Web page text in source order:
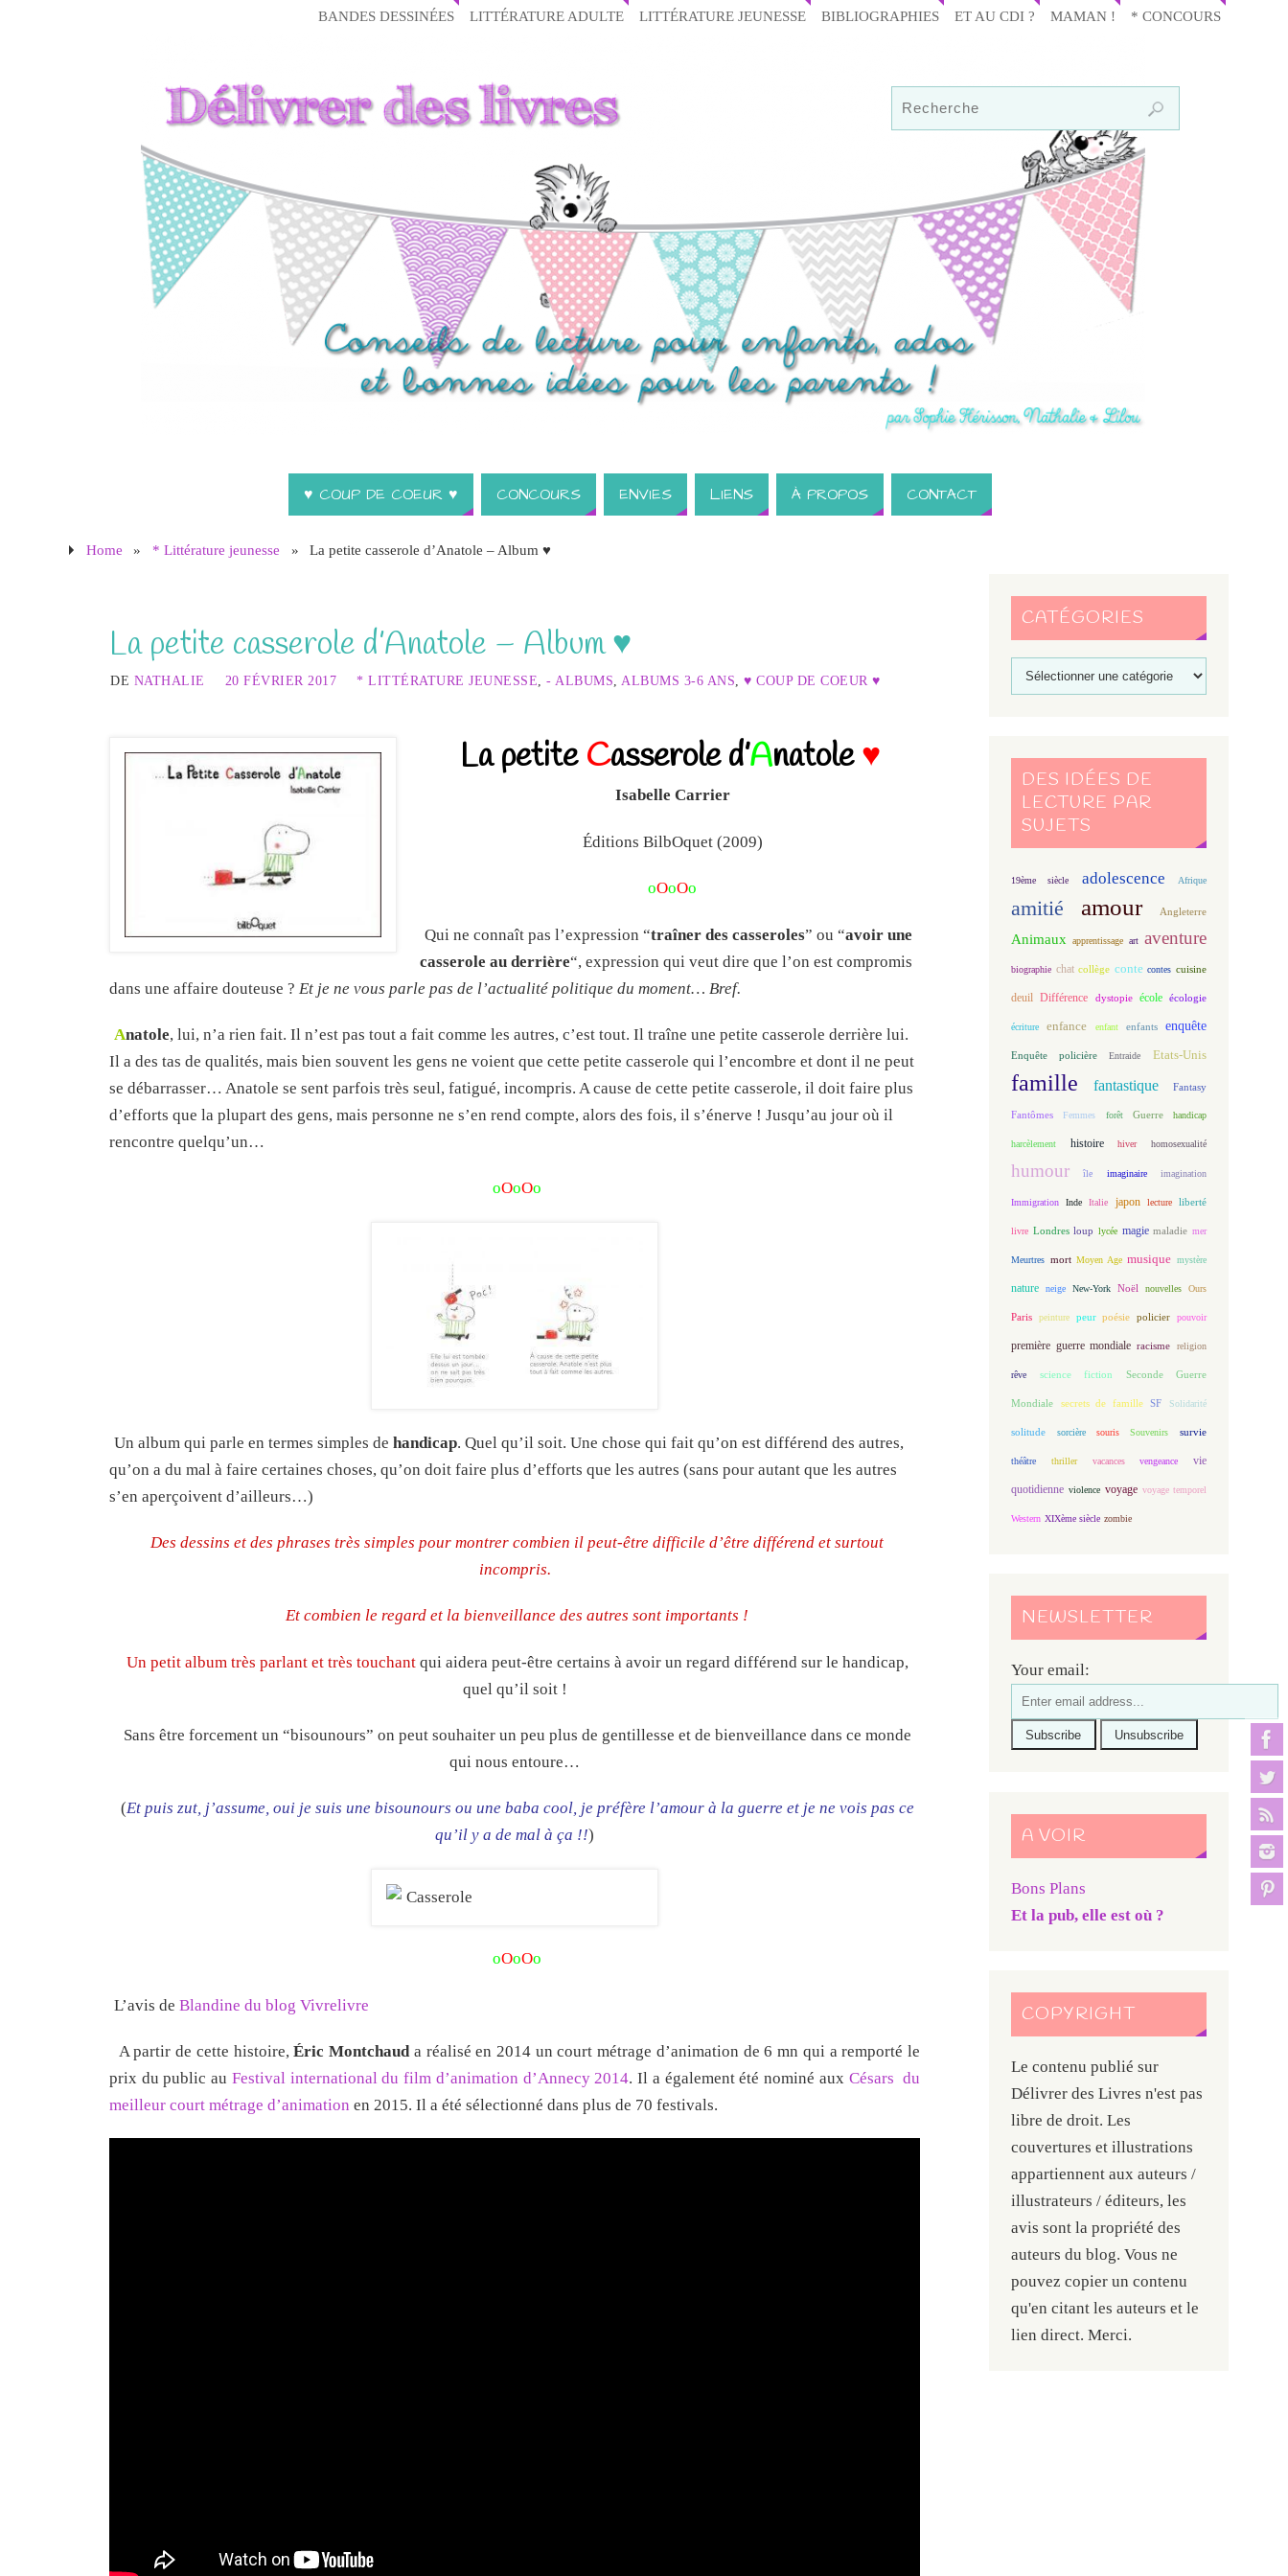
BANDES DESSINÉES LITTÉRATURE ADULTE LITTÉRATURE JEUNESSE BIBLIOGRAPHIES ET AU CDI ? MAMAN ! * CONCOURS
♥ COUP DE COEUR ♥ CONCOURS ENVIES LIENS À PROPOS CONTACT
Home » * Littérature jeunesse » La petite casserole d’Anatole – Album ♥
La petite casserole d’Anatole – Album ♥
DE NATHALIE 20 FÉVRIER 2017 * LITTÉRATURE JEUNESSE - ALBUMS ALBUMS 3-6 ANS ♥ COUP DE COEUR ♥
La petiteCasserole d’Anatole♥
Isabelle Carrier
Éditions BilbOquet (2009)
oOoOo
Qui ne connaît pas l’expression “traîner des casseroles” ou “avoir une
casserole au derrière“, expression qui veut dire que l’on est compromis
dans une affaire douteuse ? Et je ne vous parle pas de l’actualité politique du moment… Bref.
Anatole, lui, n’a rien fait. Il n’est pas tout a fait comme les autres, c’est tout. Il traîne une petite casserole derrière lui.
Il a des tas de qualités, mais bien souvent les gens ne voient que cette petite casserole qui l’encombre et dont il ne peut
se débarrasser… Anatole se sent parfois très seul, fatigué, incompris. A cause de cette petite casserole, il doit faire plus
d’efforts que la plupart des gens, mais personne ne s’en rend compte, alors des fois, il s’énerve ! Jusqu’au jour où il
rencontre quelqu’un…
oOoOo
Un album qui parle en termes simples de handicap. Quel qu’il soit. Une chose qui fait qu’on est différend des autres,
qu’on a du mal à faire certaines choses, qu’on doit faire plus d’efforts que les autres (sans pour autant que les autres
s’en aperçoivent d’ailleurs…)
Des dessins et des phrases très simples pour montrer combien il peut-être difficile d’être différend et surtout
incompris.
Et combien le regard et la bienveillance des autres sont importants !
Un petit album très parlant et très touchantqui aidera peut-être certains à avoir un regard différend sur le handicap,
quel qu’il soit !
Sans être forcement un “bisounours” on peut souhaiter un peu plus de gentillesse et de bienveillance dans ce monde
qui nous entoure…
(Et puis zut, j’assume, oui je suis une bisounours ou une baba cool, je préfère l’amour à la guerre et je ne vois pas ce
qu’il y a de mal à ça !!)
oOoOo
L’avis de Blandine du blog Vivrelivre
A partir de cette histoire,Éric Montchauda réalisé en 2014 un court métrage d’animation de 6 mn qui a remporté le
prix du public au Festival international du film d’animation d’Annecy 2014. Il a également été nominé aux Césars du
meilleur court métrage d’animation en 2015. Il a été sélectionné dans plus de 70 festivals.
CATÉGORIES
DES IDÉES DE
LECTURE PAR
SUJETS
19ème siècle adolescence Afrique
amitié amour Angleterre
Animaux apprentissage art aventure
biographie chat collège conte contes cuisine
deuil Différence dystopie école écologie
écriture enfance enfant enfants enquête
Enquête policière Entraide Etats-Unis
famille fantastique Fantasy
Fantômes Femmes forêt Guerre handicap
harcèlement histoire hiver homosexualité
humour île imaginaire imagination
Immigration Inde Italie japon lecture liberté
livre Londres loup lycée magie maladie mer
Meurtres mort Moyen Age musique mystère
nature neige New-York Noël nouvelles Ours
Paris peinture peur poésie policier pouvoir
première guerre mondiale racisme religion
rêve science fiction Seconde Guerre
Mondiale secrets de famille SF Solidarité
solitude sorcière souris Souvenirs survie
théâtre thriller vacances vengeance vie
quotidienne violence voyage voyage temporel
Western XIXème siècle zombie
NEWSLETTER
Your email:
A VOIR
Bons Plans
Et la pub, elle est où ?
COPYRIGHT
Le contenu publié sur
Délivrer des Livres n'est pas
libre de droit. Les
couvertures et illustrations
appartiennent aux auteurs /
illustrateurs / éditeurs, les
avis sont la propriété des
auteurs du blog. Vous ne
pouvez copier un contenu
qu'en citant les auteurs et le
lien direct. Merci.